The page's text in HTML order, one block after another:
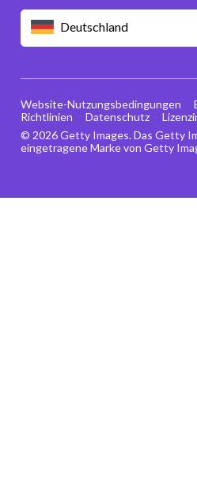
Deutschland
© 2026 Getty Images. Das Getty
eingetragene Marke von Getty
Website-Nutzungsbedingungen
Richtlinien
Datenschutz